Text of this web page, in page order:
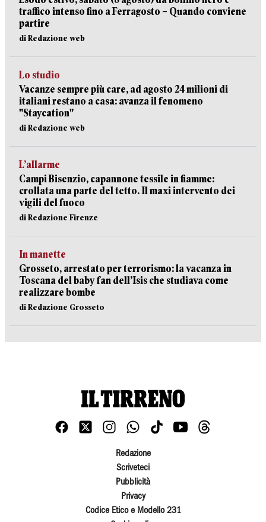
traffico intenso fino a Ferragosto – Quando conviene
partire
di Redazione web
Lo studio
Vacanze sempre più care, ad agosto 24 milioni di
italiani restano a casa: avanza il fenomeno
"Staycation"
di Redazione web
L’allarme
Campi Bisenzio, capannone tessile in fiamme:
crollata una parte del tetto. Il maxi intervento dei
vigili del fuoco
di Redazione Firenze
In manette
Grosseto, arrestato per terrorismo: la vacanza in
Toscana del baby fan dell’Isis che studiava come
realizzare bombe
di Redazione Grosseto
Redazione
Scriveteci
Pubblicità
Privacy
Codice Etico e Modello 231